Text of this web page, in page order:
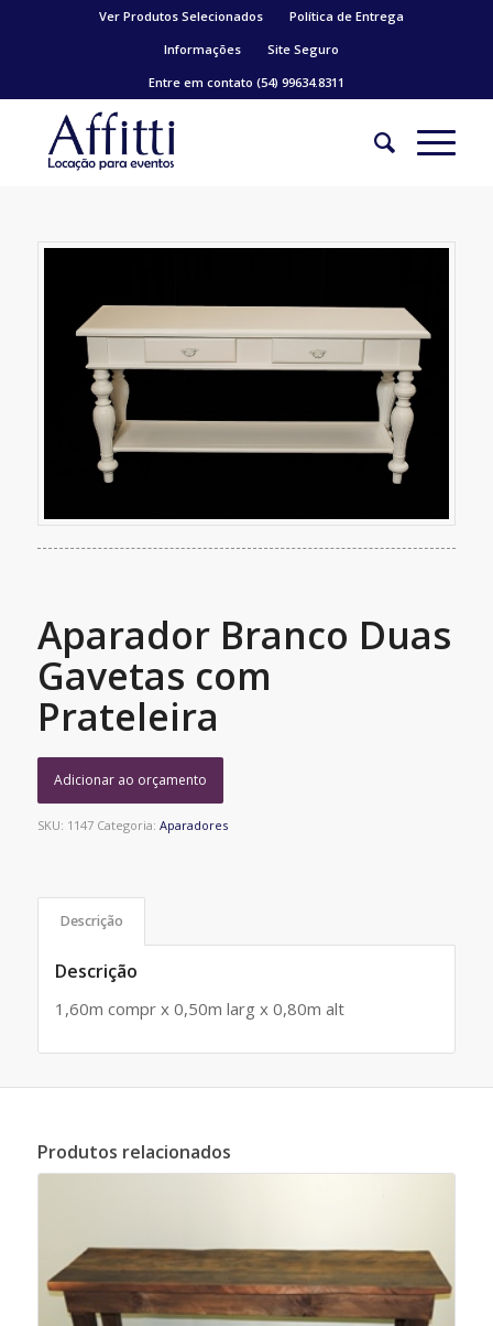
Ver Produtos Selecionados
Política de Entrega
Informações
Site Seguro
Entre em contato (54) 99634.8311
Aparador Branco Duas
Gavetas com
Prateleira
Adicionar ao orçamento
SKU: 1147 Categoria: Aparadores
Descrição
Descrição
1,60m compr x 0,50m larg x 0,80m alt
Produtos relacionados